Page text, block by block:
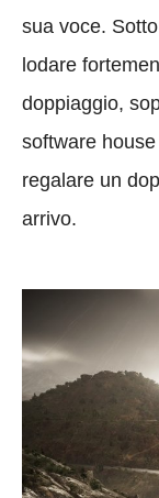
sua voce.
lodare
doppiaggio,
software
regalare un
arrivo.